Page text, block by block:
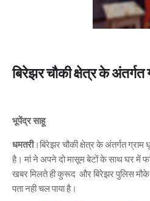
बिरेझर चौकी क्षेत्र के अंतर्गत
भूपेंद्र साहू
धमतरी।बिरेझर चौकी क्षेत्र के अंतर्गत ग्राम
है। मां ने अपने दो मासूम बेटों के साथ घर में
खबर मिलते ही कुरूद और बिरेझर पुलिस
पता नही चल पाया है।